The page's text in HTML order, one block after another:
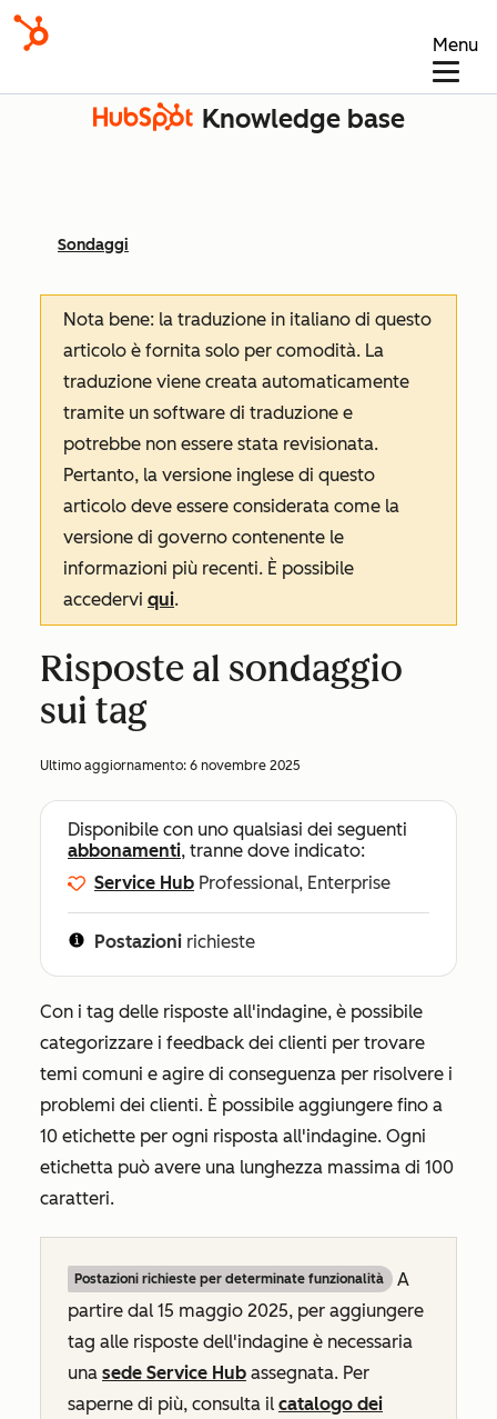
Menu
Knowledge base
Sondaggi
Nota bene: la traduzione in italiano di questo
articolo è fornita solo per comodità. La
traduzione viene creata automaticamente
tramite un software di traduzione e
potrebbe non essere stata revisionata.
Pertanto, la versione inglese di questo
articolo deve essere considerata come la
versione di governo contenente le
informazioni più recenti. È possibile
accedervi qui.
Risposte al sondaggio
sui tag
Ultimo aggiornamento: 6 novembre 2025
Disponibile con uno qualsiasi dei seguenti
abbonamenti, tranne dove indicato:
Service Hub Professional, Enterprise
Postazioni richieste
Con i tag delle risposte all'indagine, è possibile
categorizzare i feedback dei clienti per trovare
temi comuni e agire di conseguenza per risolvere i
problemi dei clienti. È possibile aggiungere fino a
10 etichette per ogni risposta all'indagine. Ogni
etichetta può avere una lunghezza massima di 100
caratteri.
Postazioni richieste per determinate funzionalità
A
partire dal 15 maggio 2025, per aggiungere
tag alle risposte dell'indagine è necessaria
una sede Service Hub assegnata. Per
saperne di più, consulta il catalogo dei